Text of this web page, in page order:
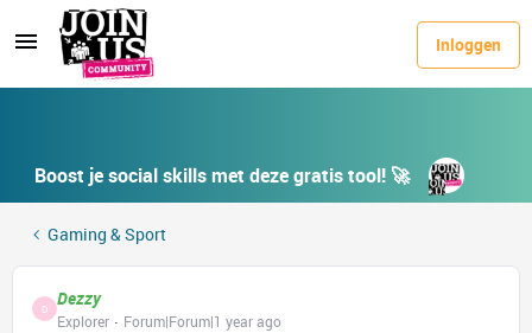
Inloggen
Boost je social skills met deze gratis tool! 🚀
Gaming & Sport
D Dezzy
Explorer Forum|Forum|1 year ago